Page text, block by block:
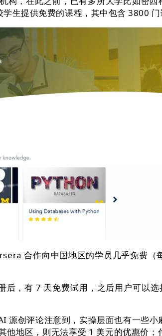
生提供免费的课程，其中包含 3800 门
合作向中国地区的学员几乎免费（
有 7 天免费试用，之后用户可以选
创评论注意到，实操层面也有一些
地区，则无法享受 1 美元的优惠价